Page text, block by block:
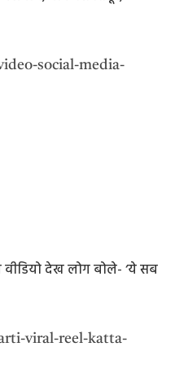
देख लोग बोले- ‘ये सब